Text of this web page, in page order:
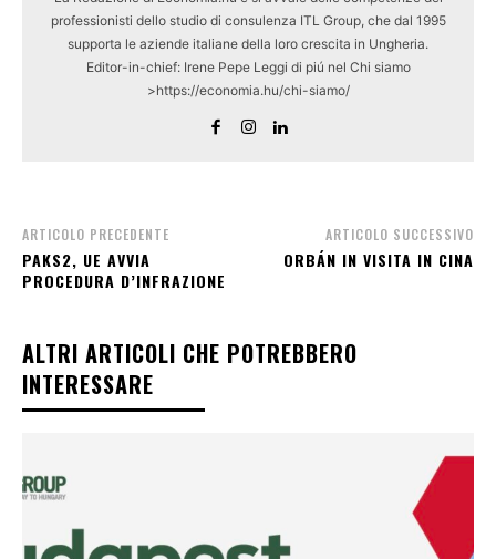
professionisti dello studio di consulenza ITL Group, che dal 1995
supporta le aziende italiane della loro crescita in Ungheria.
Editor-in-chief: Irene Pepe Leggi di piú nel Chi siamo
>https://economia.hu/chi-siamo/
ARTICOLO PRECEDENTE
PAKS2, UE AVVIA
PROCEDURA D’INFRAZIONE
ARTICOLO SUCCESSIVO
ORBÁN IN VISITA IN CINA
ALTRI ARTICOLI CHE POTREBBERO
INTERESSARE